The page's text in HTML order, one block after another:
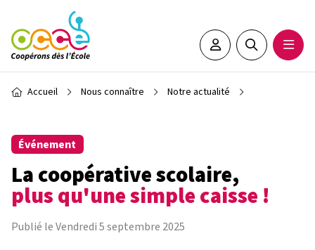
Aller au contenu principal
Espace adhérent•e
Rechercher
Fil d'Ariane
Accueil Nous connaître Notre actualité
Événement
La coopérative scolaire,
plus qu'une simple caisse !
Publié le Vendredi 5 septembre 2025